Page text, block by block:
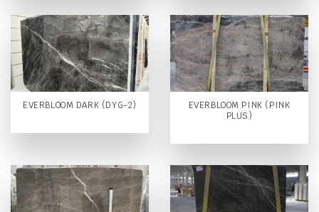
EVERBLOOM PINK (PINK
PLUS)
EVERBLOOM DARK (DYG-2)